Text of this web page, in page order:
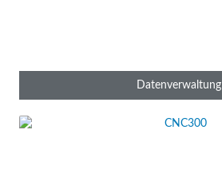
Datenverwaltung